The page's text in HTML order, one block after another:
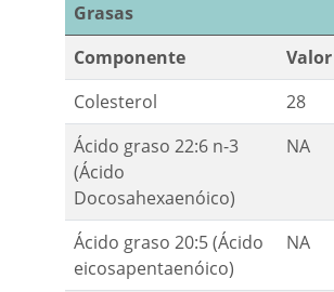
Grasas
Componente
Valor
Colesterol
28
Ácido graso 22:6 n-3
(Ácido
Docosahexaenóico)
NA
Ácido graso 20:5 (Ácido
eicosapentaenóico)
NA